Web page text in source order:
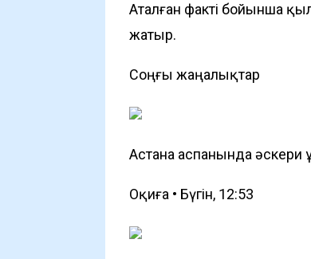
Аталған факті бойынша
жатыр.
Соңғы жаңалықтар
Астана аспанында
Оқиға • Бүгін, 12:53